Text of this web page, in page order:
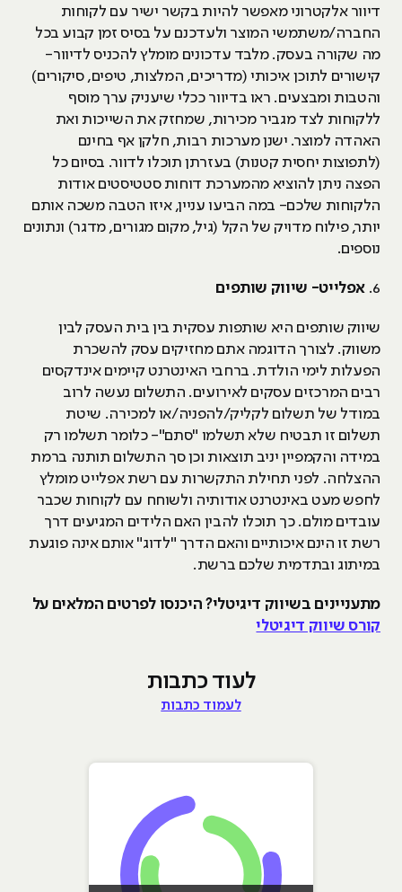
דיוור אלקטרוני מאפשר להיות בקשר ישיר עם לקוחות
החברה/משתמשי המוצר ולעדכנם על בסיס זמן קבוע בכל
מה שקורה בעסק. מלבד עדכונים מומלץ להכניס לדיוור-
קישורים לתוכן איכותי (מדריכים, המלצות, טיפים, סיקורים)
והטבות ומבצעים. ראו בדיוור ככלי שיעניק ערך מוסף
ללקוחות לצד מגביר מכירות, שמחזק את השייכות ואת
האהדה למוצר. ישנן מערכות רבות, חלקן אף בחינם
(לתפוצות יחסית קטנות) בעזרתן תוכלו לדוור. בסיום כל
הפצה ניתן להוציא מהמערכת דוחות סטטיסטים אודות
הלקוחות שלכם- במה הביעו עניין, איזו הטבה משכה אותם
יותר, פילוח מדויק של הקל (גיל, מקום מגורים, מדגר) ונתונים
נוספים.
6. אפלייט- שיווק שותפים
שיווק שותפים היא שותפות עסקית בין בית העסק לבין
משווק. לצורך הדוגמה אתם מחזיקים עסק להשכרת
הפעלות לימי הולדת. ברחבי האינטרנט קיימים אינדקסים
רבים המרכזים עסקים לאירועים. התשלום נעשה לרוב
במודל של תשלום לקליק/להפניה/או למכירה. שיטת
תשלום זו תבטיח שלא תשלמו "סתם"- כלומר תשלמו רק
במידה והקמפיין יניב תוצאות וכן סך התשלום תותנה ברמת
ההצלחה. לפני תחילת התקשרות עם רשת אפלייט מומלץ
לחפש מעט באינטרנט אודותיה ולשוחח עם לקוחות שכבר
עובדים מולם. כך תוכלו להבין האם הלידים המגיעים דרך
רשת זו הינם איכותיים והאם הדרך "לדוג" אותם אינה פוגעת
במיתוג ובתדמית שלכם ברשת.
מתעניינים בשיווק דיגיטלי? היכנסו לפרטים המלאים על
קורס שיווק דיגיטלי
לעוד כתבות
לעמוד כתבות